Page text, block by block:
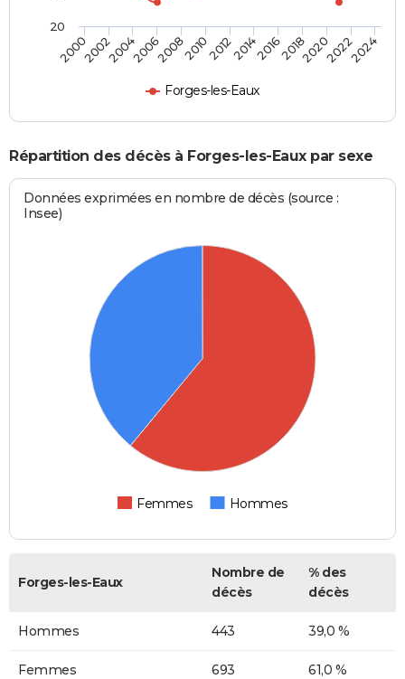
Forges-les-Eaux
2000200220042006200820102012201420162018202020222024
20
Répartition des décès à Forges-les-Eaux par sexe
Données exprimées en nombre de décès (source :
Insee)
Femmes Hommes
Forges-les-Eaux
Nombre de
décès
% des
décès
Hommes 443 39,0 %
Femmes 693 61,0 %